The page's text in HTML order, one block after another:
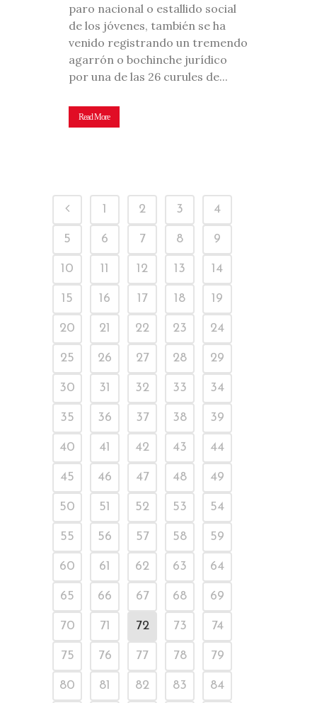
paro nacional o estallido social
de los jóvenes, también se ha
venido registrando un tremendo
agarrón o bochinche jurídico
por una de las 26 curules de...
Read More
1 2 3 4
5 6 7 8 9
10 11 12 13 14
15 16 17 18 19
20 21 22 23 24
25 26 27 28 29
30 31 32 33 34
35 36 37 38 39
40 41 42 43 44
45 46 47 48 49
50 51 52 53 54
55 56 57 58 59
60 61 62 63 64
65 66 67 68 69
70 71 72 73 74
75 76 77 78 79
80 81 82 83 84